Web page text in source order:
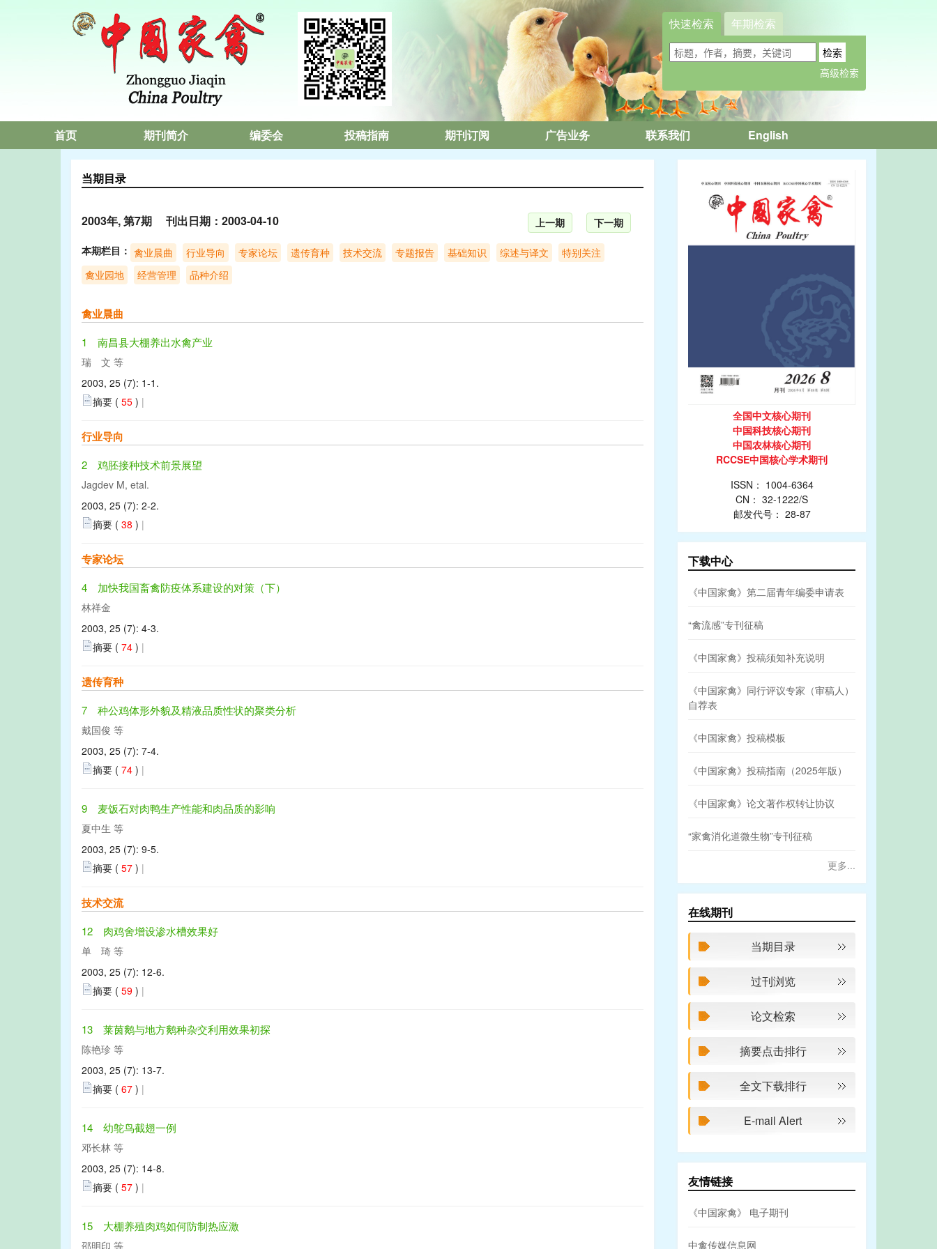
快速检索 年期检索
首页 期刊简介 编委会 投稿指南 期刊订阅 广告业务 联系我们 English
当期目录
2003年, 第7期 刊出日期：2003-04-10 上一期
下一期
本期栏目： 禽业晨曲 行业导向 专家论坛 遗传育种 技术交流 专题报告 基础知识 综述与译文
特别关注
禽业园地
经营管理 品种介绍
禽业晨曲
1 南昌县大棚养出水禽产业
瑞 文 等
2003, 25 (7): 1-1.
摘要 ( 55 ) |
行业导向
2 鸡胚接种技术前景展望
Jagdev M, etal.
2003, 25 (7): 2-2.
摘要 ( 38 ) |
专家论坛
4 加快我国畜禽防疫体系建设的对策（下）
林祥金
2003, 25 (7): 4-3.
摘要 ( 74 ) |
遗传育种
7 种公鸡体形外貌及精液品质性状的聚类分析
戴国俊 等
2003, 25 (7): 7-4.
摘要 ( 74 ) |
9 麦饭石对肉鸭生产性能和肉品质的影响
夏中生 等
2003, 25 (7): 9-5.
摘要 ( 57 ) |
技术交流
12 肉鸡舍增设渗水槽效果好
单 琦 等
2003, 25 (7): 12-6.
摘要 ( 59 ) |
13 莱茵鹅与地方鹅种杂交利用效果初探
陈艳珍 等
2003, 25 (7): 13-7.
摘要 ( 67 ) |
14 幼鸵鸟截翅一例
邓长林 等
2003, 25 (7): 14-8.
摘要 ( 57 ) |
15 大棚养殖肉鸡如何防制热应激
邵明印 等
全国中文核心期刊
中国科技核心期刊
中国农林核心期刊
RCCSE中国核心学术期刊
ISSN： 1004-6364
CN： 32-1222/S
邮发代号： 28-87
下载中心
《中国家禽》第二届青年编委申请表
“禽流感”专刊征稿
《中国家禽》投稿须知补充说明
《中国家禽》同行评议专家（审稿人）
自荐表
《中国家禽》投稿模板
《中国家禽》投稿指南（2025年版）
《中国家禽》论文著作权转让协议
“家禽消化道微生物”专刊征稿
更多...
在线期刊
当期目录
过刊浏览
论文检索
摘要点击排行
全文下载排行
E-mail Alert
友情链接
《中国家禽》 电子期刊
中禽传媒信息网